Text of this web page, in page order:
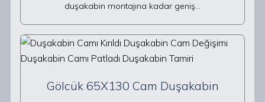
duşakabin montajına kadar geniş…
Gölcük 65X130 Cam Duşakabin